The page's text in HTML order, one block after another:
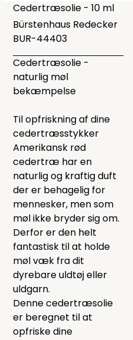
Cedertræsolie - 10 ml
Bürstenhaus Redecker
BUR-44403
Cedertræsolie -
naturlig møl
bekæmpelse
Til opfriskning af dine
cedertræsstykker
Amerikansk rød
cedertræ har en
naturlig og kraftig duft
der er behagelig for
mennesker, men som
møl ikke bryder sig om.
Derfor er den helt
fantastisk til at holde
møl væk fra dit
dyrebare uldtøj eller
uldgarn.
Denne cedertræsolie
er beregnet til at
opfriske dine